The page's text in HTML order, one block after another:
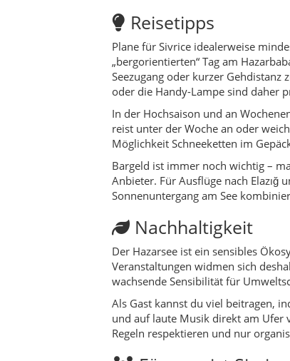
Nachhaltigkeit
Der Hazarsee ist ein sensibles
Veranstaltungen widmen sich
wachsende Sensibilität für
Als Gast kannst du viel beitragen,
und auf laute Musik direkt am Ufer
Regeln respektieren und nur
Für wen ist
Sivrice ist ideal für Paare, Familien
zu sein. Kinder haben viel Platz
die besondere Spots abseits der
Weniger geeignet ist Sivrice für
bestimmen der Himmel, das
Kulinarik &
Kulinarisch ist Sivrice stark von
frische Salate und natürlich jede
andere Fischgerichte, häufig